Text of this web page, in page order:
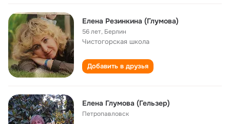
Елена Резинкина (Глумова)
56 лет, Берлин
Чистогорская школа
Добавить в друзья
Елена Глумова (Гельзер)
Петропавловск